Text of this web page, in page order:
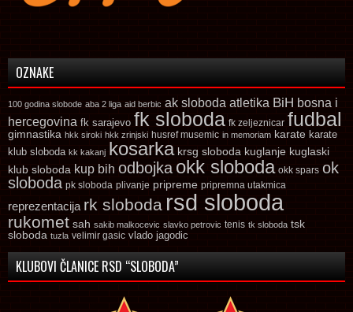
OZNAKE
100 godina slobode aba 2 liga aid berbic ak sloboda atletika BiH bosna i
hercegovina fk sarajevo fk sloboda fk zeljeznicar fudbal
gimnastika hkk siroki hkk zrinjski husref musemic in memoriam karate karate
klub sloboda kk kakanj kosarka krsg sloboda kuglanje kuglaski
klub sloboda kup bih odbojka okk sloboda okk spars ok
sloboda pk sloboda plivanje pripreme pripremna utakmica
reprezentacija rk sloboda rsd sloboda
rukomet sah sakib malkocevic slavko petrovic tenis tk sloboda tsk
sloboda tuzla velimir gasic vlado jagodic
KLUBOVI ČLANICE RSD “SLOBODA”